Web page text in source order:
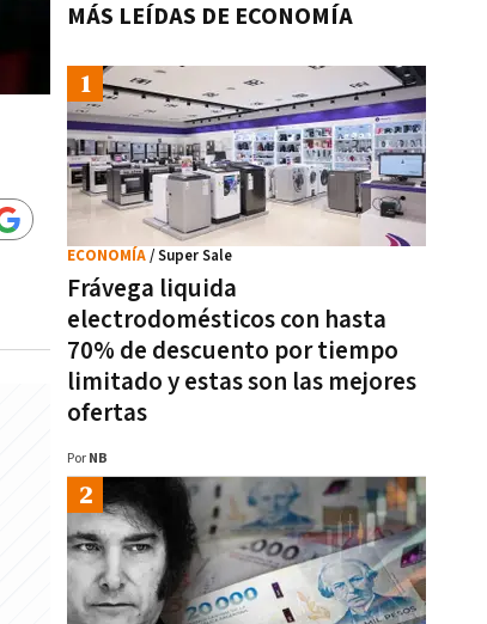
MÁS LEÍDAS DE ECONOMÍA
Frávega liquida
electrodomésticos con hasta
70% de descuento por tiempo
limitado y estas son las mejores
ofertas
ECONOMÍA/ Super Sale
Por NB